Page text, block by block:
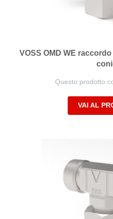
VOSS OMD WE
Questo prodotto
VAI AL